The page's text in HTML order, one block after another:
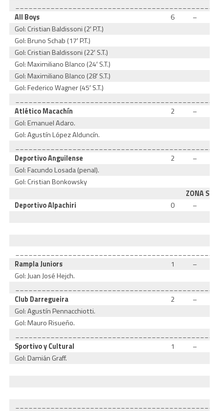
All Boys
6 –
Gol: Cristian Baldissoni (2′ P.T.)
Gol: Bruno Schab (17′ P.T.)
Gol: Cristian Baldissoni (22′ S.T.)
Gol: Maximiliano Blanco (24′ S.T.)
Gol: Maximiliano Blanco (28′ S.T.)
Gol: Federico Wagner (45′ S.T.)
Atlético Macachín
2 –
Gol: Emanuel Adaro.
Gol: Agustín López Alduncín.
Deportivo Anguilense
2 –
Gol: Facundo Losada (penal).
Gol: Cristian Bonkowsky
ZONA SUR
Deportivo Alpachiri
0 –
Rampla Juniors
1 –
Gol: Juan José Hejch.
Club Darregueira
2 –
Gol: Agustín Pennacchiotti.
Gol: Mauro Risueño.
Sportivo y Cultural
1 –
Gol: Damián Graff.